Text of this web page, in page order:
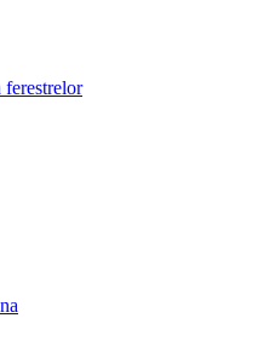
ferestrelor